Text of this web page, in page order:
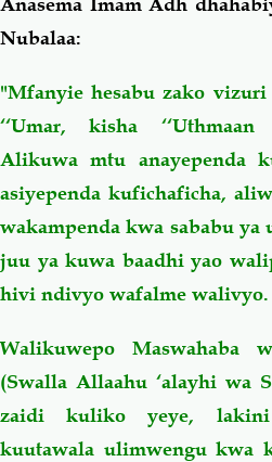
Nubalaa:
"Mfanyie hesabu zako
‘‘Umar, kisha ‘‘Uthmaan
Alikuwa mtu anayependa
asiyependa kufichaficha,
wakampenda kwa sababu
juu ya kuwa baadhi yao
hivi ndivyo wafalme walivyo.
Walikuwepo Maswahaba
(Swalla Allaahu ‘alayhi wa
zaidi kuliko yeye,
kuutawala ulimwengu kwa